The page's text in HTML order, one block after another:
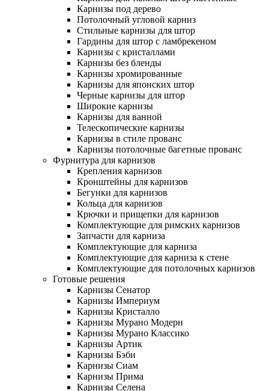
Карнизы под дерево
Потолочный угловой карниз
Стильные карнизы для штор
Гардины для штор с ламбрекеном
Карнизы с кристаллами
Карнизы без бленды
Карнизы хромированные
Карнизы для японских штор
Черные карнизы для штор
Широкие карнизы
Карнизы для ванной
Телескопические карнизы
Карнизы в стиле прованс
Карнизы потолочные багетные прованс
Фурнитура для карнизов
Крепления карнизов
Кронштейны для карнизов
Бегунки для карнизов
Кольца для карнизов
Крючки и прищепки для карнизов
Комплектующие для римских карнизов
Запчасти для карниза
Комплектующие для карниза
Комплектующие для карниза к стене
Комплектующие для потолочных карнизов
Готовые решения
Карнизы Сенатор
Карнизы Империум
Карнизы Кристалло
Карнизы Мурано Модерн
Карнизы Мурано Классико
Карнизы Артик
Карнизы Бэби
Карнизы Сиам
Карнизы Прима
Карнизы Селена